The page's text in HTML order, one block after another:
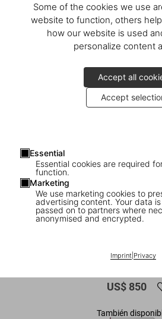
Some of the cookies we use
website to function, others
how our website is used
personalize content
Accept all
Accept
Essential
Essential cookies are required
function.
Marketing
We use marketing cookies to
advertising content. Your data
passed on to partners where
anonymised and encrypted.
Imprint| Privacy
1/19
Museum at FIT. Manolo
US$ 850
También